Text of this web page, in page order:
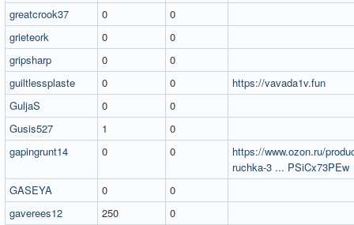
greatcrook37
0
0
grieteork
0
0
gripsharp
0
0
guiltlessplaste
0 0
https://vavada1v.fun
GuljaS
0
0
Gusis527
1
0
gapingrunt14
0 0
https://www.ozon.ru/
ruchka-3 ... PSiCx73PEw
GASEYA
0
0
gaverees12
250
0